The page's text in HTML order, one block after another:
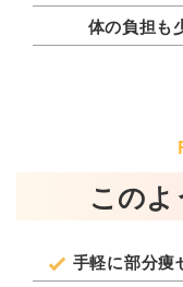
体の負担も
この
手軽に部分痩